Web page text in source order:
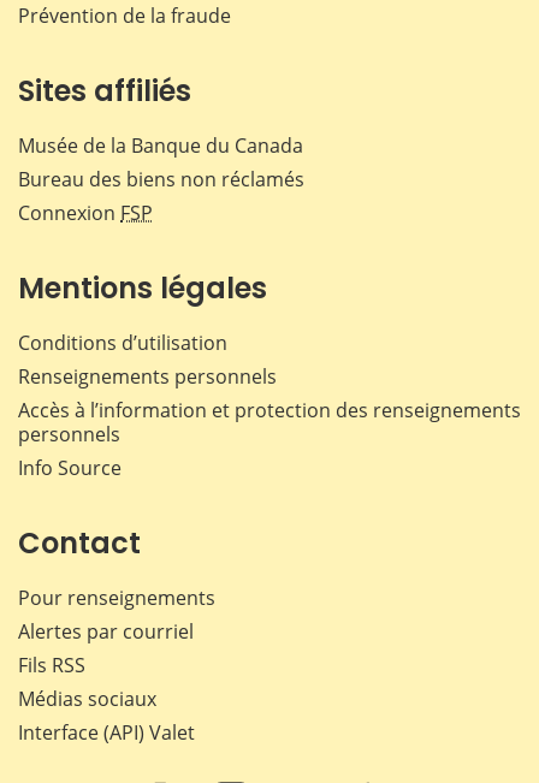
Prévention de la fraude
Sites affiliés
Musée de la Banque du Canada
Bureau des biens non réclamés
Connexion FSP
Mentions légales
Conditions d’utilisation
Renseignements personnels
Accès à l’information et protection des renseignements
personnels
Info Source
Contact
Pour renseignements
Alertes par courriel
Fils RSS
Médias sociaux
Interface (API) Valet